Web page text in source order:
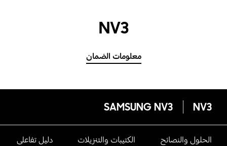
NV3
معلومات الضمان
NV3
SAMSUNG NV3
الحلول والنصائح الكتيبات والتنزيلات دليل تفاعلى